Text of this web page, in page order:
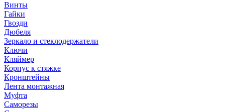
Винты
Гайки
Гвозди
Дюбеля
Зеркало и стеклодержатели
Ключи
Кляймер
Корпус к стяжке
Кронштейны
Лента монтажная
Муфта
Саморезы